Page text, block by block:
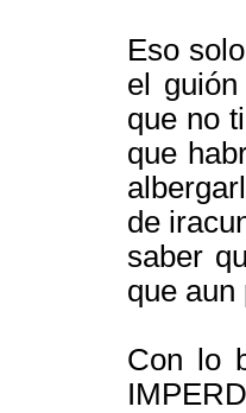
Eso
el
que no
que
de
saber
que aun
Con lo